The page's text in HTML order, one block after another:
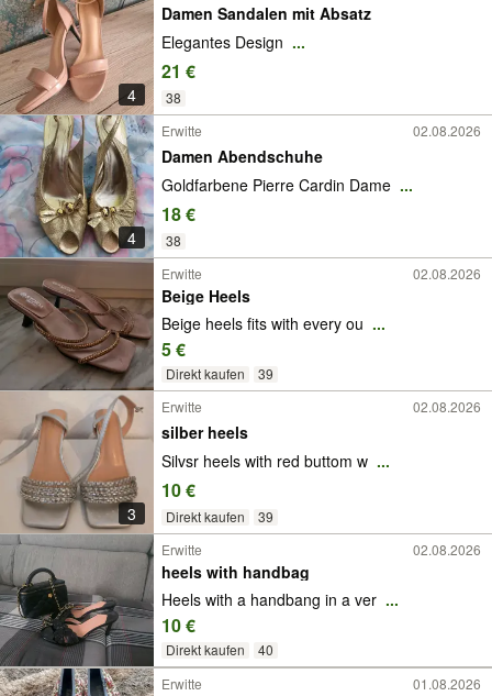
4
Damen Sandalen mit Absatz
Elegantes Design ...
21 €
38
4
Erwitte 02.08.2026
Damen Abendschuhe
Goldfarbene Pierre Cardin Dame ...
18 €
38
Erwitte
02.08.2026
Beige Heels
Beige heels fits with every ou ...
5 €
Direkt kaufen 39
3
Erwitte 02.08.2026
silber heels
Silvsr heels with red buttom w ...
10 €
Direkt kaufen
39
Erwitte
02.08.2026
heels with handbag
Heels with a handbang in a ver ...
10 €
Direkt kaufen 40
Erwitte 01.08.2026